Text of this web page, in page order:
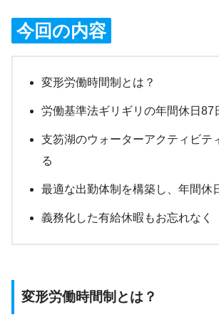
今回の内容
変形労働時間制とは？
労働基準法ギリギリの年間休日87
支笏湖のウォーターアクティビテ
る
最適な出勤体制を構築し、年間休
義務化した有給休暇もお忘れなく
変形労働時間制とは？